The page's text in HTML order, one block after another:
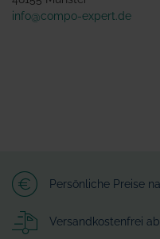
info@compo-expert.de
Persönliche Preise
Versandkostenfrei